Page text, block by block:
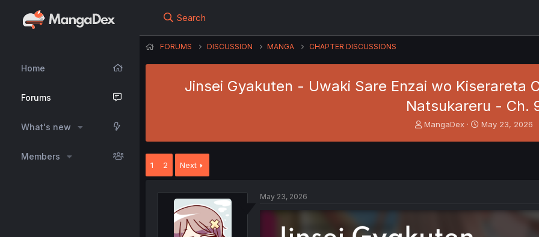
Home
Forums
What's new
Members
Search
FORUMS DISCUSSION MANGA CHAPTER DISCUSSIONS
Jinsei Gyakuten - Uwaki Sare Enzai wo Kiserareta
Natsukareru - Ch.
T
t
MangaDex
S
May 23, 2026
1 2 Next
May 23, 2026